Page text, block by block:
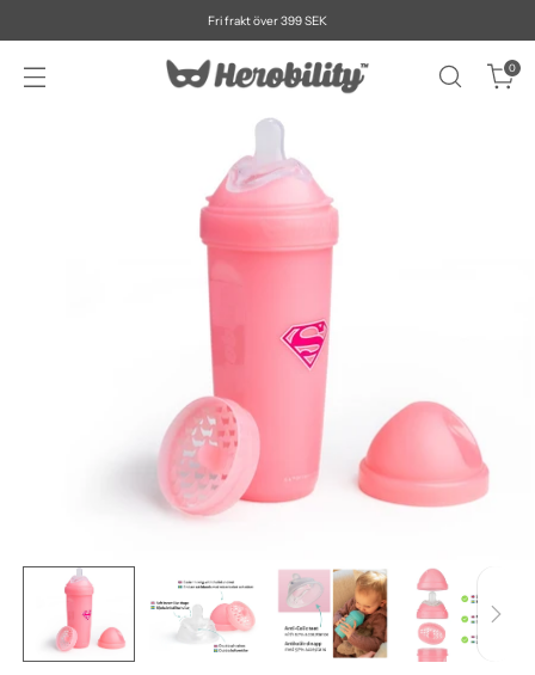
Fri frakt över 399 SEK
0